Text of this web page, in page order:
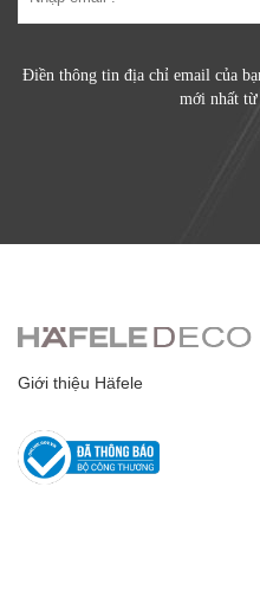
Điền thông tin địa chỉ email của
mới nhất
Giới thiệu Häfele